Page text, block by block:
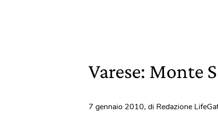
Varese: Monte
7 gennaio 2010, di Redazione